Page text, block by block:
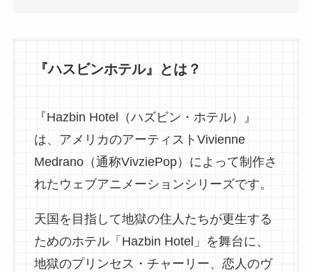
『ハスビンホテル』とは？
『Hazbin Hotel（ハズビン・ホテル）』
は、アメリカのアーティストVivienne
Medrano（通称VivziePop）によって制作さ
れたウェブアニメーションシリーズです。
天国を目指して地獄の住人たちが更生する
ためのホテル「Hazbin Hotel」を舞台に、
地獄のプリンセス・チャーリー、恋人のヴ